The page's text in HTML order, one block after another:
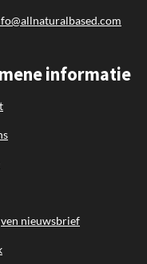
informatie
nieuwsbrief